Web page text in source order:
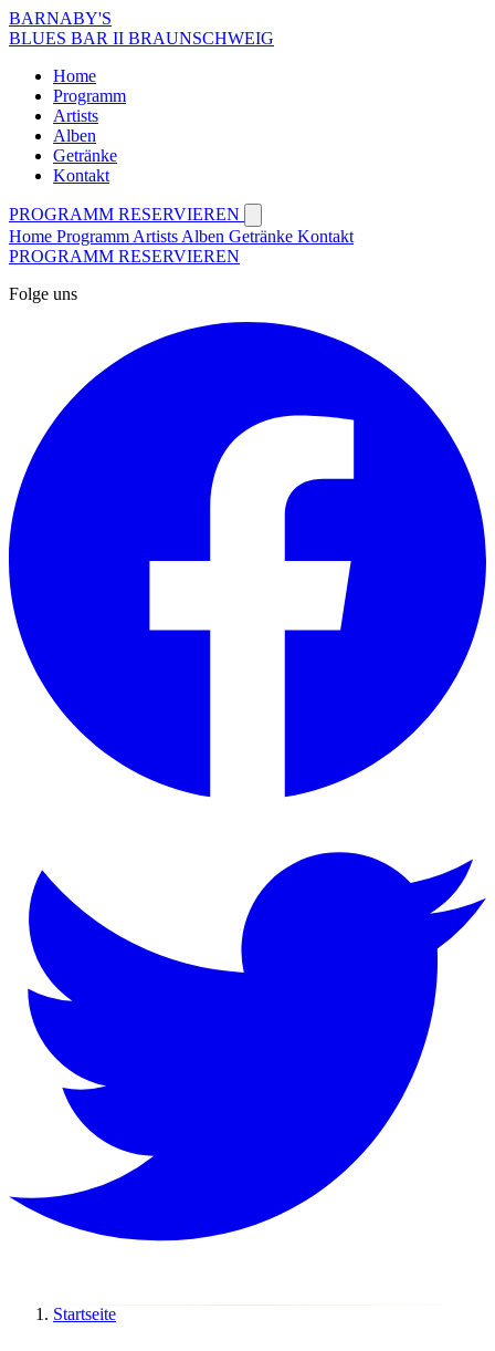
BARNABY'S
BLUES BAR II BRAUNSCHWEIG
Home
Programm
Artists
Alben
Getränke
Kontakt
PROGRAMM RESERVIEREN
Home Programm Artists Alben Getränke Kontakt
PROGRAMM RESERVIEREN
Folge uns
Startseite